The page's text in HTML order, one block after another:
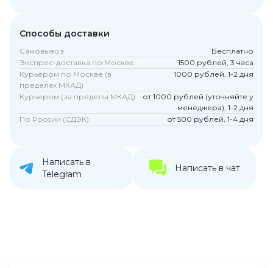
Способы доставки
Самовывоз
Бесплатно
Экспрес-доставка по Москве
1500 рублей, 3 часа
Курьером по Москве (в
пределах МКАД)
1000 рублей, 1-2 дня
Курьером (за пределы МКАД)
от 1000 рублей (уточняйте у
менеджера), 1-2 дня
По России (СДЭК)
от 500 рублей, 1-4 дня
Написать в
Telegram
Написать в чат